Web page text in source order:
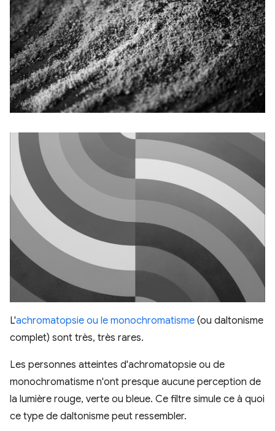
L'achromatopsie ou le monochromatisme (ou daltonisme
complet) sont très, très rares.
Les personnes atteintes d'achromatopsie ou de
monochromatisme n'ont presque aucune perception de
la lumière rouge, verte ou bleue. Ce filtre simule ce à quoi
ce type de daltonisme peut ressembler.